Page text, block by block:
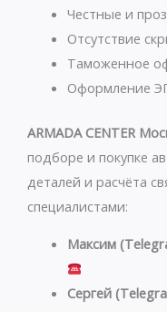
p
p
a
m
Честные и
Отсутствие
Таможенное
Оформление
ARMADA CENTER
подборе и покупке
деталей и расчёта
специалистами:
Максим
Сергей